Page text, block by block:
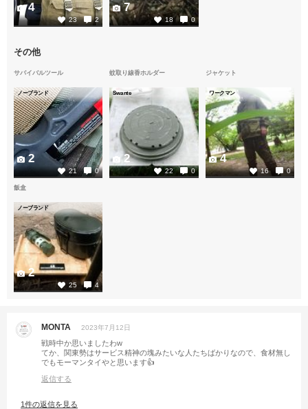
23 2
4
18 0
7
その他
サバイバルツール
ノーブランド
21 0
2
蚊取り線香ホルダー
Swante
22 0
2
ジャケット
ワークマン
16 0
4
飯盒
ノーブランド
25 4
2
MONTA 2023年7月12日
戦時中か思いましたわw
てか、関東勢はサービス精神の塊みたいな人たちばかりなので、食材無し
でもモーマンタイやと思います👍
返信する
1件の返信を見る